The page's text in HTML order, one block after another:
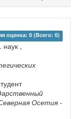
оценка: 0 (Всего: 0)
наук ,
Осетия -